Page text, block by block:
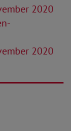
2020
2020